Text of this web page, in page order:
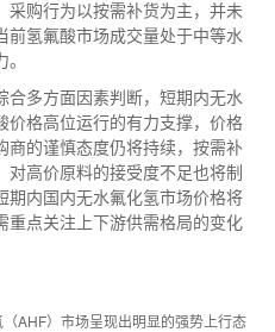
采购行为以按需补货为主，并未
前氢氟酸市场成交量处于中等水
合多方面因素判断，短期内无水
价格高位运行的有力支撑，价格
商的谨慎态度仍将持续，按需补
对高价原料的接受度不足也将制
期内国内无水氟化氢市场价格将
重点关注上下游供需格局的变化
AHF）市场呈现出明显的强势上行态